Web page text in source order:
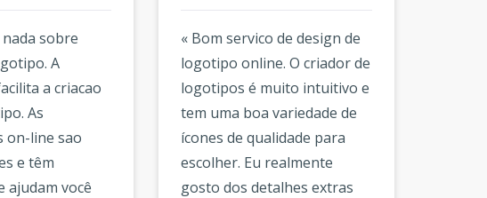
sobre
A
a criacao
As
on-line sao
e têm
você
« Bom servico de design de
logotipo online. O criador de
logotipos é muito intuitivo e
tem uma boa variedade de
ícones de qualidade para
escolher. Eu realmente
gosto dos detalhes extras